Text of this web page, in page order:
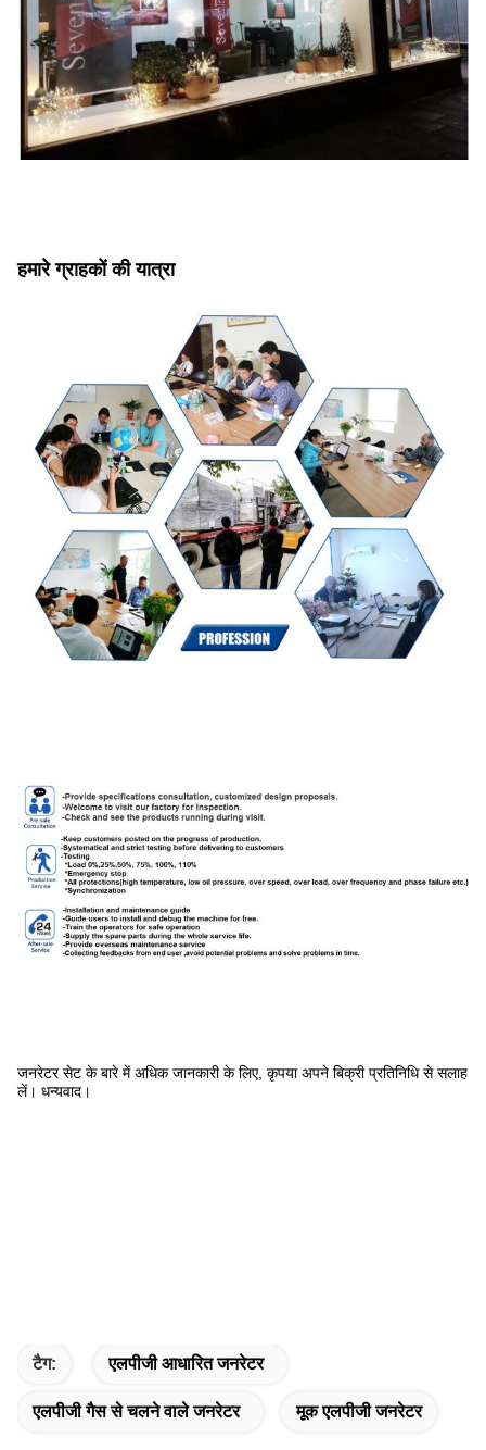
हमारे ग्राहकों की यात्रा
जनरेटर सेट के बारे में अधिक जानकारी के लिए, कृपया अपने बिक्री प्रतिनिधि से सलाह
लें। धन्यवाद।
टैग: एलपीजी आधारित जनरेटर
एलपीजी गैस से चलने वाले जनरेटर मूक एलपीजी जनरेटर